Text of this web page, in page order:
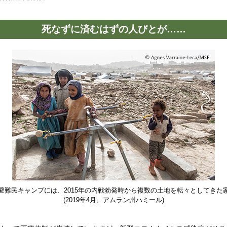
死なずに済むはずの人びとが……
難民キャンプには、2015年の内戦勃発時から複数の土地を転々としてきた
(2019年4月、アムラン州ハミール)